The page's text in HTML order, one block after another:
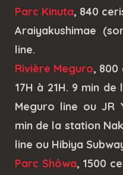
Parc Kinuta, 840
Araiyakushimae
line.
Rivière Meguro, 800
17H à 21H. 9 min
Meguro line ou JR
min de la station
line ou Hibiya
Parc Shôwa, 1500